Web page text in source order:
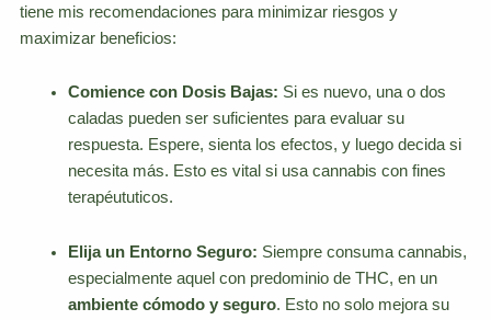
tiene mis recomendaciones para minimizar riesgos y
maximizar beneficios:
Comience con Dosis Bajas: Si es nuevo, una o dos
caladas pueden ser suficientes para evaluar su
respuesta. Espere, sienta los efectos, y luego decida si
necesita más. Esto es vital si usa cannabis con fines
terapéututicos.
Elija un Entorno Seguro: Siempre consuma cannabis,
especialmente aquel con predominio de THC, en un
ambiente cómodo y seguro. Esto no solo mejora su